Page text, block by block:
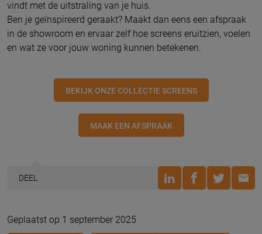
vindt met de uitstraling van je huis.
Ben je geïnspireerd geraakt? Maakt dan eens een afspraak
in de showroom en ervaar zelf hoe screens eruitzien, voelen
en wat ze voor jouw woning kunnen betekenen.
BEKIJK ONZE COLLECTIE SCREENS
MAAK EEN AFSPRAAK
DEEL
Geplaatst op 1 september 2025